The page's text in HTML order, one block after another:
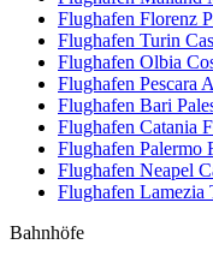
Flughafen Florenz
Flughafen Turin
Flughafen Olbia
Flughafen Pescara
Flughafen Bari
Flughafen Catania
Flughafen Palermo
Flughafen Neapel
Flughafen Lamezia
Bahnhöfe